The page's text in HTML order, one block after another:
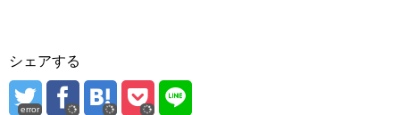
シェアする
error